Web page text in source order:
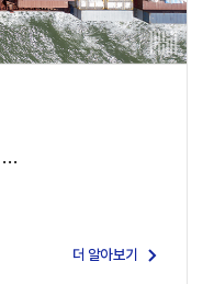
더 알아보기